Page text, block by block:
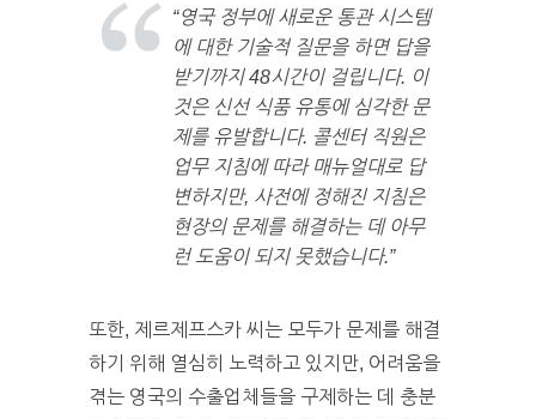
“영국 정부에 새로운 통관 시스템
에 대한 기술적 질문을 하면 답을
받기까지 48시간이 걸립니다. 이
것은 신선 식품 유통에 심각한 문
제를 유발합니다. 콜센터 직원은
업무 지침에 따라 매뉴얼대로 답
변하지만, 사전에 정해진 지침은
현장의 문제를 해결하는 데 아무
런 도움이 되지 못했습니다.”
또한, 제르제프스카 씨는 모두가 문제를 해결
하기 위해 열심히 노력하고 있지만, 어려움을
겪는 영국의 수출업체들을 구제하는 데 충분